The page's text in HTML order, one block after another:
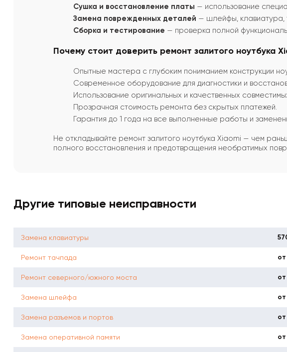
Сушка и восстановление платы — использование
Замена поврежденных деталей — шлейфы, клавиатура,
Сборка и тестирование — проверка полной
Почему стоит доверить ремонт залитого ноутбука
Опытные мастера с глубоким пониманием конструкции
Современное оборудование для диагностики и
Использование оригинальных и качественных
Прозрачная стоимость ремонта без скрытых платежей.
Гарантия до 1 года на все выполненные работы и
Не откладывайте ремонт залитого ноутбука Xiaomi — чем
полного восстановления и предотвращения необратимых
Другие типовые неисправности
Замена клавиатуры
Ремонт тачпада
Ремонт северного/южного моста
Замена шлейфа
Замена разъемов и портов
Замена оперативной памяти